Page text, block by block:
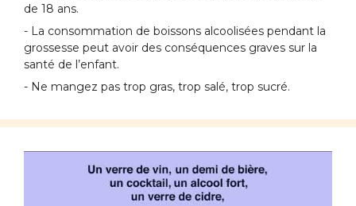
de 18 ans.
- La consommation de boissons alcoolisées pendant la
grossesse peut avoir des conséquences graves sur la
santé de l’enfant.
- Ne mangez pas trop gras, trop salé, trop sucré.